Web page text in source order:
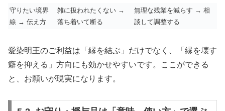
守りたい境界
線 → 伝え方
雑に扱われたくない →
落ち着いて断る
無理な残業を減らす → 相
談して調整する
愛染明王のご利益は「縁を結ぶ」だけでなく、「縁を壊す
癖を抑える」方向にも効かせやすいです。ここができる
と、お願いが現実になります。